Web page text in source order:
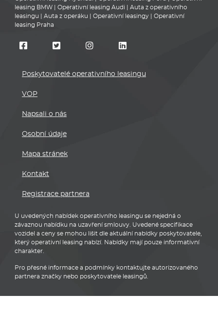
leasing BMW
Operativní leasing Audi
Auta z operativního
leasingu
Auta z operáku Operativní leasingy
Operativní
leasing Praha
Poskytovatelé operativního leasingu
VOP
Napsali o nás
Osobní údaje
Mapa stránek
Kontakt
Registrace partnera
U uvedených nabídek operativního leasingu se nejedná o
závaznou nabídku na uzavření smlouvy. Uvedené specifikace
vozidel a ceny se mohou lišit dle aktuální nabídky poskytovatele,
který operativní leasing nabízí. Nabídky mají pouze informativní
charakter.
Pro přesné informace a podmínky kontaktujte autorizovaného
partnera značky nebo poskytovatele leasingů.